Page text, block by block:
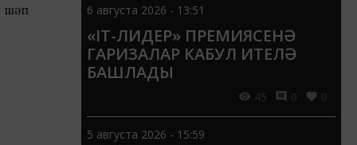
шәп
6 августа 2026 - 13:51
«IT-ЛИДЕР» ПРЕМИЯСЕНӘ
ГАРИЗАЛАР КАБУЛ ИТЕЛӘ
БАШЛАДЫ
45 0 0
5 августа 2026 - 15:59